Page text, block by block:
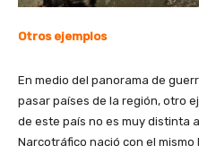
Otros ejemplos
En medio del panorama de
pasar países de la región, otro
de este país no es muy distinta
Narcotráfico nació con el